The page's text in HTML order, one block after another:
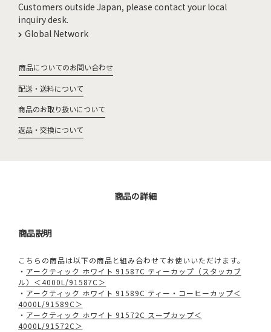
Customers outside Japan, please contact your local
inquiry desk.
Global Network
商品についてのお問い合わせ
配送・送料について
商品のお取り扱いについて
返品・交換について
商品の詳細
商品説明
こちらの商品は以下の商品と組み合わせてお使いいただけます。
・ アークティック ホワイト 91587C ティーカップ（スタッカブ
ル）＜4000L/91587C＞
・ アークティック ホワイト 91589C ティー・コーヒーカップ＜
4000L/91589C＞
・ アークティック ホワイト 91572C スープカップ＜
4000L/91572C＞